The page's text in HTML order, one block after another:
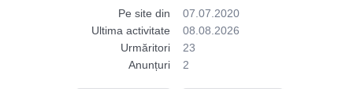
Pe site din
07.07.2020
Ultima activitate
08.08.2026
Urmăritori
23
Anunțuri
2